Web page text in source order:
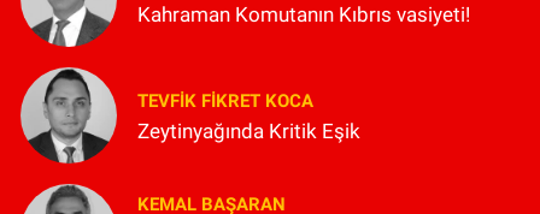
Kahraman Komutanın Kıbrıs vasiyeti!
TEVFIK FIKRET KOCA
Zeytinyağında Kritik Eşik
KEMAL BAŞARAN